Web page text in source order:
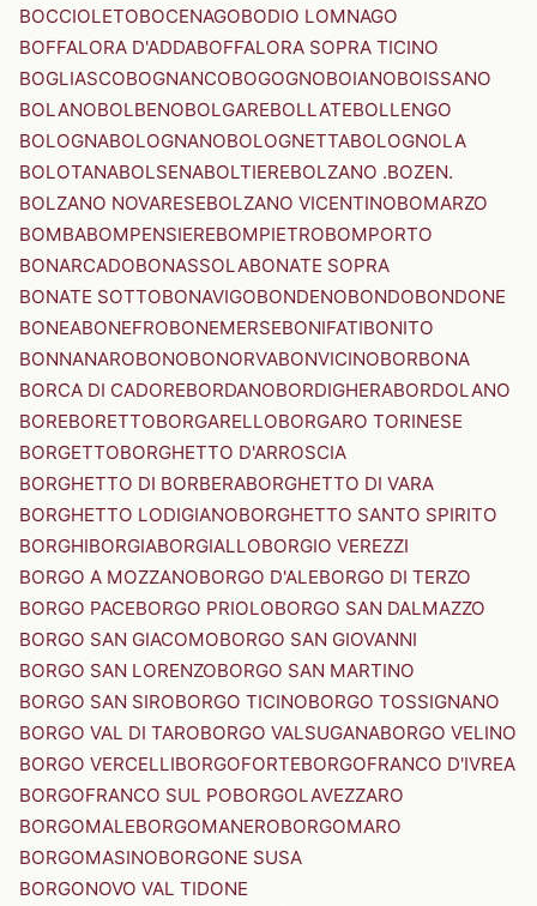
BOCCIOLETOBOCENAGOBODIO LOMNAGO
BOFFALORA D'ADDABOFFALORA SOPRA TICINO
BOGLIASCOBOGNANCOBOGOGNOBOIANOBOISSANO
BOLANOBOLBENOBOLGAREBOLLATEBOLLENGO
BOLOGNABOLOGNANOBOLOGNETTABOLOGNOLA
BOLOTANABOLSENABOLTIEREBOLZANO .BOZEN.
BOLZANO NOVARESEBOLZANO VICENTINOBOMARZO
BOMBABOMPENSIEREBOMPIETROBOMPORTO
BONARCADOBONASSOLABONATE SOPRA
BONATE SOTTOBONAVIGOBONDENOBONDOBONDONE
BONEABONEFROBONEMERSEBONIFATIBONITO
BONNANAROBONOBONORVABONVICINOBORBONA
BORCA DI CADOREBORDANOBORDIGHERABORDOLANO
BOREBORETTOBORGARELLOBORGARO TORINESE
BORGETTOBORGHETTO D'ARROSCIA
BORGHETTO DI BORBERABORGHETTO DI VARA
BORGHETTO LODIGIANOBORGHETTO SANTO SPIRITO
BORGHIBORGIABORGIALLOBORGIO VEREZZI
BORGO A MOZZANOBORGO D'ALEBORGO DI TERZO
BORGO PACEBORGO PRIOLOBORGO SAN DALMAZZO
BORGO SAN GIACOMOBORGO SAN GIOVANNI
BORGO SAN LORENZOBORGO SAN MARTINO
BORGO SAN SIROBORGO TICINOBORGO TOSSIGNANO
BORGO VAL DI TAROBORGO VALSUGANABORGO VELINO
BORGO VERCELLIBORGOFORTEBORGOFRANCO D'IVREA
BORGOFRANCO SUL POBORGOLAVEZZARO
BORGOMALEBORGOMANEROBORGOMARO
BORGOMASINOBORGONE SUSA
BORGONOVO VAL TIDONE